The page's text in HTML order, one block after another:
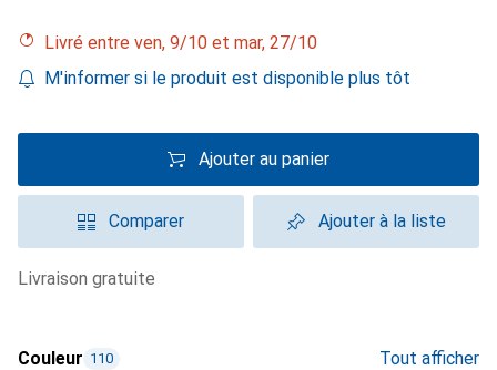
Livré entre ven, 9/10 et mar, 27/10
M'informer si le produit est disponible plus tôt
Ajouter au panier
Comparer Ajouter à la liste
livraison gratuite
Couleur 110 Tout afficher